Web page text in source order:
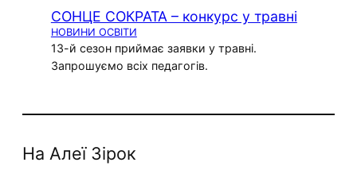
СОНЦЕ СОКРАТА – конкурс у травні
НОВИНИ ОСВІТИ
13-й сезон приймає заявки у травні.
Запрошуємо всіх педагогів.
На Алеї Зірок